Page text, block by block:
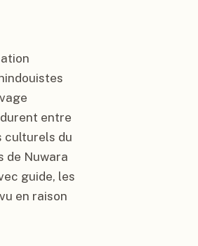
entre
culturels du
de Nuwara
guide, les
en raison